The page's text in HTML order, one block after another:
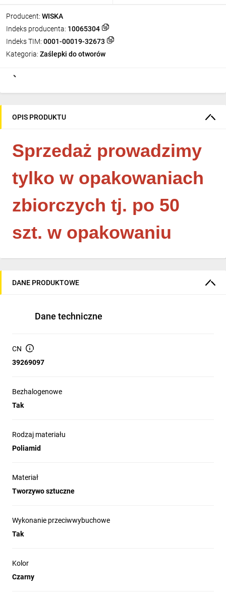
Producent: WISKA
Indeks producenta: 10065304
Indeks TIM: 0001-00019-32673
Kategoria:
Zaślepki do otworów
OPIS PRODUKTU
Sprzedaż prowadzimy
tylko w opakowaniach
zbiorczych tj. po 50
szt. w opakowaniu
DANE PRODUKTOWE
Dane techniczne
CN
39269097
Bezhalogenowe
Tak
Rodzaj materiału
Poliamid
Materiał
Tworzywo sztuczne
Wykonanie przeciwwybuchowe
Tak
Kolor
Czarny